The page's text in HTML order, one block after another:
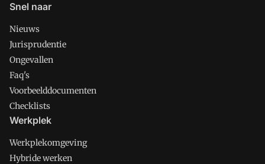
Snel naar
Nieuws
Jurisprudentie
Ongevallen
Faq's
Voorbeelddocumenten
Checklists
Werkplek
Werkplekomgeving
Hybride werken